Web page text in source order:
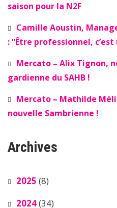
saison pour la N2F
Camille Aoustin,
: “Être professionnel,
Mercato – Alix Tignon,
gardienne du SAHB !
Mercato – Mathilde
nouvelle Sambrienne !
Archives
2025 (8)
2024(34)